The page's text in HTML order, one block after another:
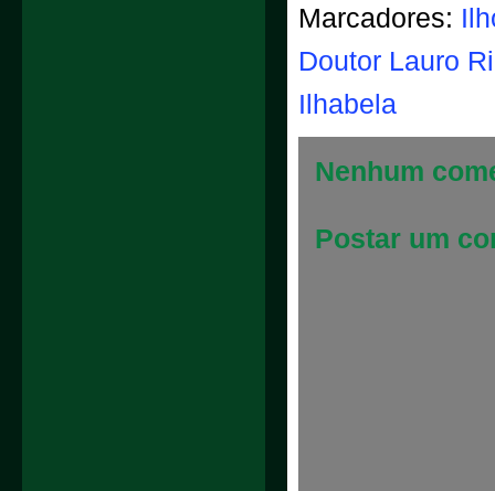
Marcadores:
Doutor Lauro
Ilhabela
Nenhum
Postar um